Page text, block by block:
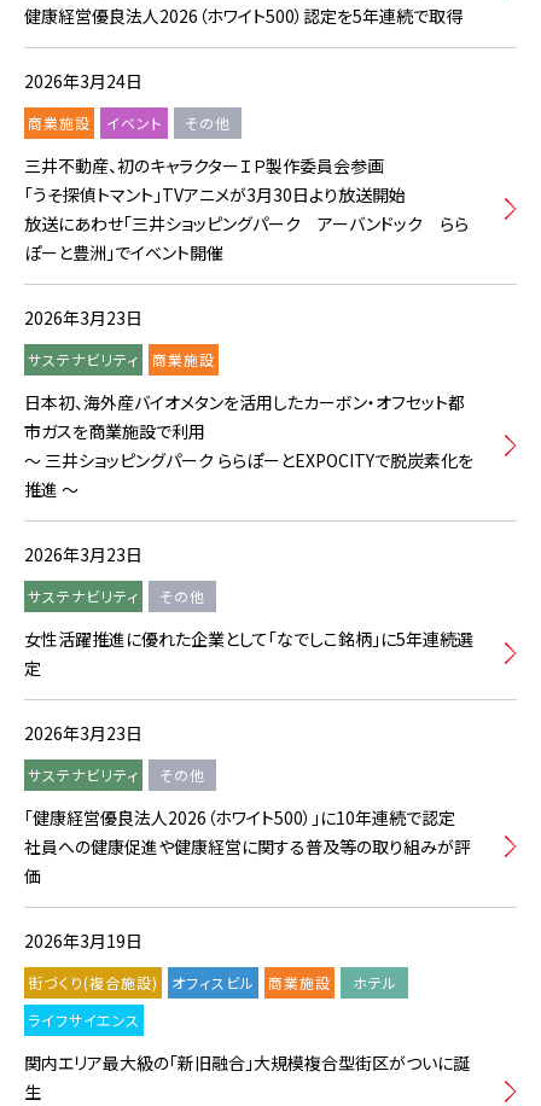
健康経営優良法人2026（ホワイト500）認定を5年連続で取得
2026年3月24日
商業施設 イベント その他
三井不動産、初のキャラクターＩＰ製作委員会参画
「うそ探偵トマント」TVアニメが3月30日より放送開始
放送にあわせ「三井ショッピングパーク アーバンドック らら
ぽーと豊洲」でイベント開催
2026年3月23日
サステナビリティ 商業施設
日本初、海外産バイオメタンを活用したカーボン・オフセット都
市ガスを商業施設で利用
～ 三井ショッピングパーク ららぽーとEXPOCITYで脱炭素化を
推進 ～
2026年3月23日
サステナビリティ その他
女性活躍推進に優れた企業として「なでしこ銘柄」に5年連続選
定
2026年3月23日
サステナビリティ その他
「健康経営優良法人2026（ホワイト500）」に10年連続で認定
社員への健康促進や健康経営に関する普及等の取り組みが評
価
2026年3月19日
街づくり(複合施設) オフィスビル 商業施設
ホテル
ライフサイエンス
関内エリア最大級の「新旧融合」大規模複合型街区がついに誕
生